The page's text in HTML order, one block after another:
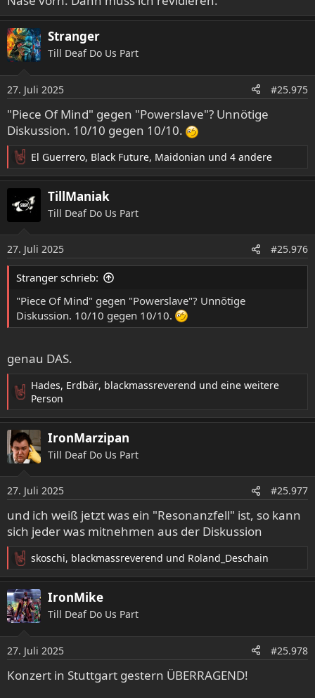
Stranger
Till Deaf Do Us Part
27. Juli 2025 #25.975
"Piece Of Mind" gegen "Powerslave"? Unnötige
Diskussion. 10/10 gegen 10/10.
R
e
a
k
n
e
n
El Guerrero, Black Future, Maidonian und 4 andere
TillManiak
Till Deaf Do Us Part
27. Juli 2025 #25.976
Stranger schrieb:
"Piece Of Mind" gegen "Powerslave"? Unnötige
Diskussion. 10/10 gegen 10/10.
genau DAS.
R
a
k
t
i
o
n
e
n
:
Hades, Erdbär, blackmassreverend und eine weitere
Person
IronMarzipan
Till Deaf Do Us Part
27. Juli 2025 #25.977
und ich weiß jetzt was ein "Resonanzfell" ist, so kann
sich jeder was mitnehmen aus der Diskussion
R
e
a
k
t
n
e
n
skoschi, blackmassreverend und Roland_Deschain
IronMike
Till Deaf Do Us Part
27. Juli 2025 #25.978
Konzert in Stuttgart gestern ÜBERRAGEND!